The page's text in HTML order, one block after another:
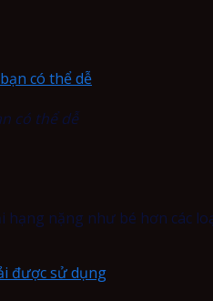
có thể dễ
nặng như bé hơn các